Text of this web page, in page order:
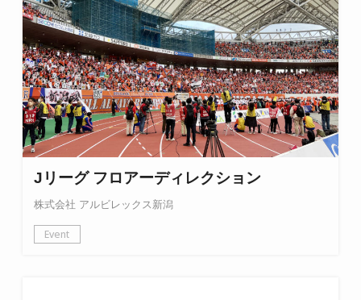
Jリーグ フロアーディレクション
株式会社 アルビレックス新潟
Event